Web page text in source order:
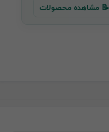
📝 مشاهده محصولات